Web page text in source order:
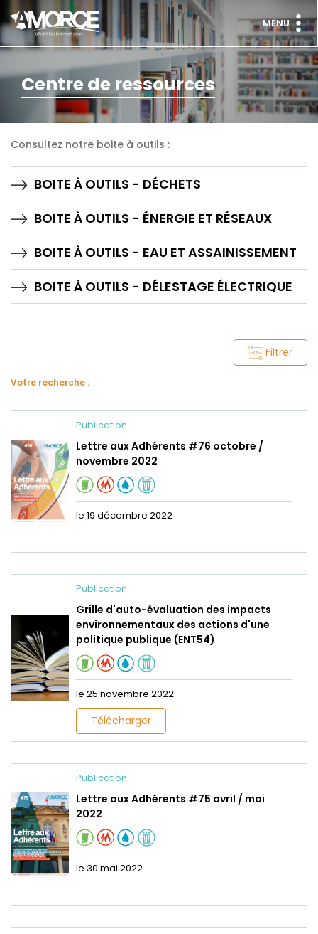
MENU
Centre de ressources
Consultez notre boite à outils :
BOITE À OUTILS - DÉCHETS
BOITE À OUTILS - ÉNERGIE ET RÉSEAUX
BOITE À OUTILS - EAU ET ASSAINISSEMENT
BOITE À OUTILS - DÉLESTAGE ÉLECTRIQUE
Filtrer
Votre recherche :
Publication
Lettre aux Adhérents #76 octobre /
novembre 2022
le 19 décembre 2022
Publication
Grille d'auto-évaluation des impacts
environnementaux des actions d'une
politique publique (ENT54)
le 25 novembre 2022
Télécharger
Publication
Lettre aux Adhérents #75 avril / mai
2022
le 30 mai 2022